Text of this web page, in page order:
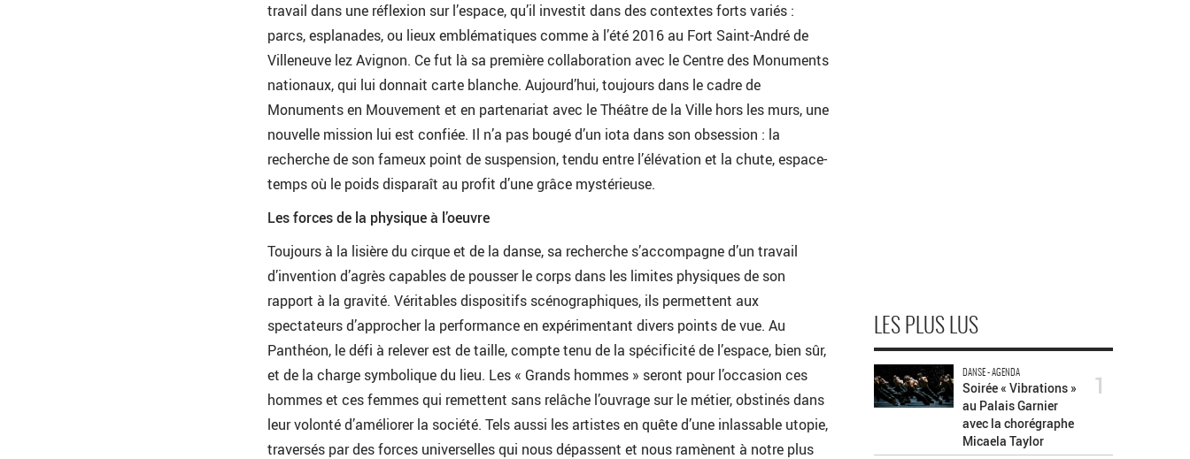
travail dans une réflexion sur l’espace, qu’il investit dans des contextes forts variés :
parcs, esplanades, ou lieux emblématiques comme à l’été 2016 au Fort Saint-André de
Villeneuve lez Avignon. Ce fut là sa première collaboration avec le Centre des Monuments
nationaux, qui lui donnait carte blanche. Aujourd’hui, toujours dans le cadre de
Monuments en Mouvement et en partenariat avec le Théâtre de la Ville hors les murs, une
nouvelle mission lui est confiée. Il n’a pas bougé d’un iota dans son obsession : la
recherche de son fameux point de suspension, tendu entre l’élévation et la chute, espace-
temps où le poids disparaît au profit d’une grâce mystérieuse.
Les forces de la physique à l’oeuvre
Toujours à la lisière du cirque et de la danse, sa recherche s’accompagne d’un travail
d’invention d’agrès capables de pousser le corps dans les limites physiques de son
rapport à la gravité. Véritables dispositifs scénographiques, ils permettent aux
spectateurs d’approcher la performance en expérimentant divers points de vue. Au
Panthéon, le défi à relever est de taille, compte tenu de la spécificité de l’espace, bien sûr,
et de la charge symbolique du lieu. Les « Grands hommes » seront pour l’occasion ces
hommes et ces femmes qui remettent sans relâche l’ouvrage sur le métier, obstinés dans
leur volonté d’améliorer la société. Tels aussi les artistes en quête d’une inlassable utopie,
traversés par des forces universelles qui nous dépassent et nous ramènent à notre plus
LES PLUS LUS
DANSE - AGENDA
Soirée « Vibrations »
au Palais Garnier
avec la chorégraphe
Micaela Taylor
1